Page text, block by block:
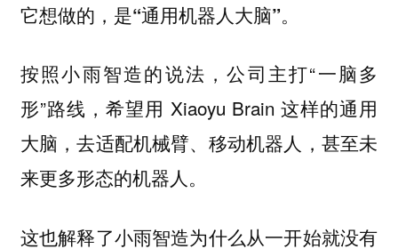
它想做的，是“通用机器人大脑”。
按照小雨智造的说法，公司主打“一脑多
形”路线，希望用 Xiaoyu Brain 这样的通用
大脑，去适配机械臂、移动机器人，甚至未
来更多形态的机器人。
这也解释了小雨智造为什么从一开始就没有